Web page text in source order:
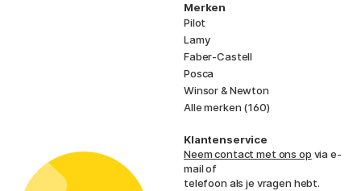
Merken
Pilot
Lamy
Faber-Castell
Posca
Winsor & Newton
Alle merken (160)
Klantenservice
Neem contact met ons op via e-
mail of
telefoon als je vragen hebt.